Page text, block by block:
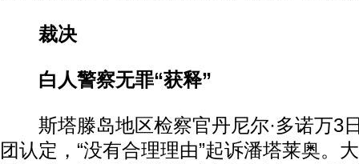
裁决
白人警察无罪“获释”
斯塔滕岛地区检察官丹尼尔·多诺万3
团认定，“没有合理理由”起诉潘塔莱奥。